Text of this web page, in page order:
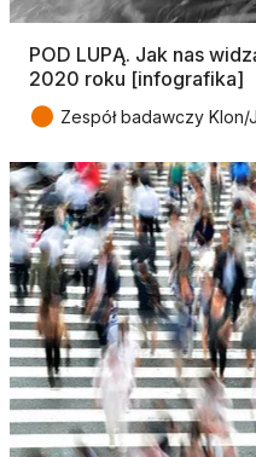
POD LUPĄ. Jak nas
2020 roku [infografika]
● Zespół badawczy Klon/